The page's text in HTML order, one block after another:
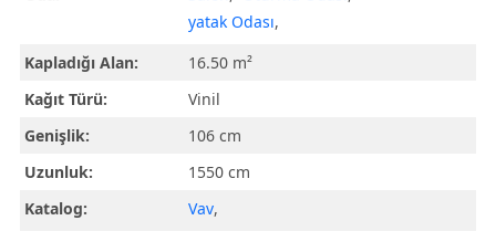
yatak Odası,
Kapladığı Alan:
16.50 m²
Kağıt Türü:
Vinil
Genişlik:
106 cm
Uzunluk:
1550 cm
Katalog:
Vav,